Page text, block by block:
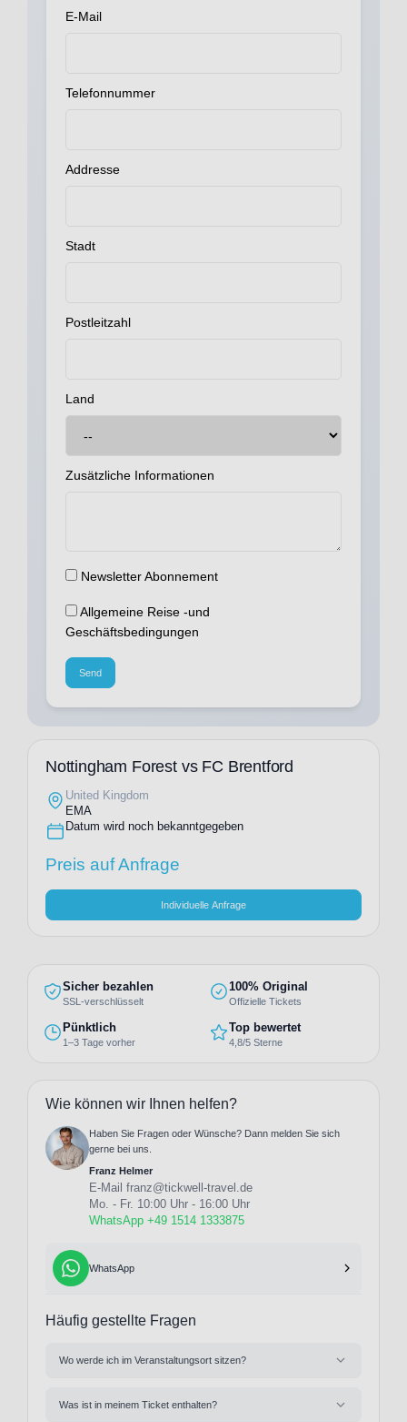
E-Mail
Telefonnummer
Addresse
Stadt
Postleitzahl
Land
Zusätzliche Informationen
Newsletter Abonnement
Allgemeine Reise -und
Geschäftsbedingungen
Send
Nottingham Forest vs FC Brentford
United Kingdom
EMA
Datum wird noch bekanntgegeben
Preis auf Anfrage
Individuelle Anfrage
Sicher bezahlen
SSL-verschlüsselt
100% Original
Offizielle Tickets
Pünktlich
1–3 Tage vorher
Top bewertet
4,8/5 Sterne
Wie können wir Ihnen helfen?
Haben Sie Fragen oder Wünsche? Dann melden Sie sich
gerne bei uns.
Franz Helmer
E-Mail franz@tickwell-travel.de
Mo. - Fr. 10:00 Uhr - 16:00 Uhr
WhatsApp +49 1514 1333875
WhatsApp
Häufig gestellte Fragen
Wo werde ich im Veranstaltungsort sitzen?
Was ist in meinem Ticket enthalten?